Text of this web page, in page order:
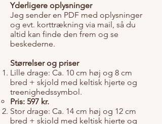
Yderligere oplysninger
Jeg sender en PDF med oplysninger
og evt. korttrækning via mail, så du
altid kan finde den frem og se
beskederne.
Størrelser og priser
Lille drage: Ca. 10 cm høj og 8 cm
bred + skjold med keltisk hjerte og
treenighedssymbol.
Pris: 597 kr.
Stor drage: Ca. 14 cm høj og 12 cm
bred + skjold med keltisk hjerte og